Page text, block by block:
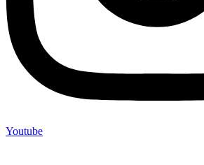
Youtube